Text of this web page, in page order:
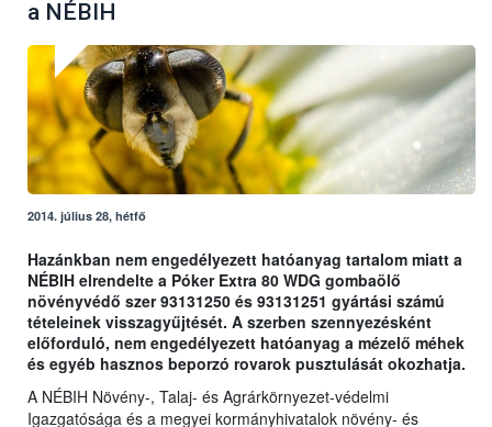
a NÉBIH
2014. július 28, hétfő
Hazánkban nem engedélyezett hatóanyag tartalom miatt a
NÉBIH elrendelte a Póker Extra 80 WDG gombaölő
növényvédő szer 93131250 és 93131251 gyártási számú
tételeinek visszagyűjtését. A szerben szennyezésként
előforduló, nem engedélyezett hatóanyag a mézelő méhek
és egyéb hasznos beporzó rovarok pusztulását okozhatja.
A NÉBIH Növény-, Talaj- és Agrárkörnyezet-védelmi
Igazgatósága és a megyei kormányhivatalok növény- és